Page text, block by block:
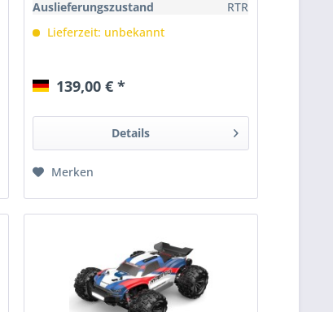
Auslieferungszustand
RTR
Lieferzeit: unbekannt
139,00 € *
Details
Merken